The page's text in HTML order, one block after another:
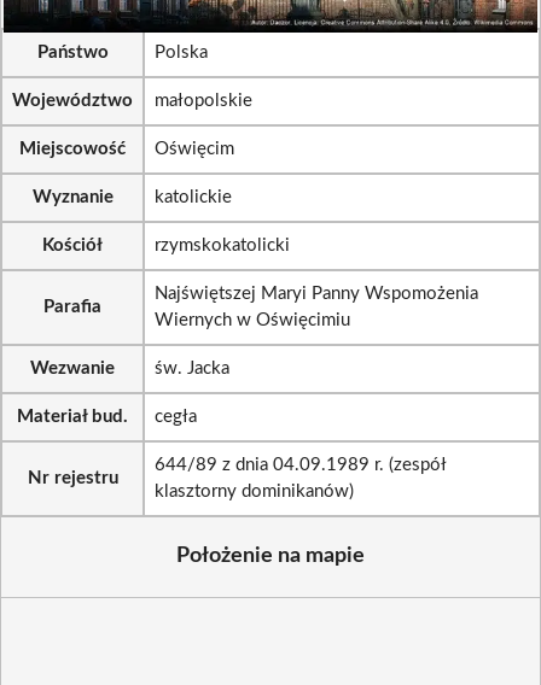
Państwo Polska
Województwo małopolskie
Miejscowość Oświęcim
Wyznanie katolickie
Kościół rzymskokatolicki
Parafia
Najświętszej Maryi Panny Wspomożenia
Wiernych w Oświęcimiu
Wezwanie św. Jacka
Materiał bud. cegła
Nr rejestru
644/89 z dnia 04.09.1989 r. (zespół
klasztorny dominikanów)
Położenie na mapie